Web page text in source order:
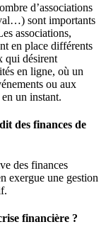
d’associations
sont importants
associations,
en place différents
qui désirent
en ligne, où un
ou aux
un instant.
des finances de
des finances
exergue une gestion
financière ?